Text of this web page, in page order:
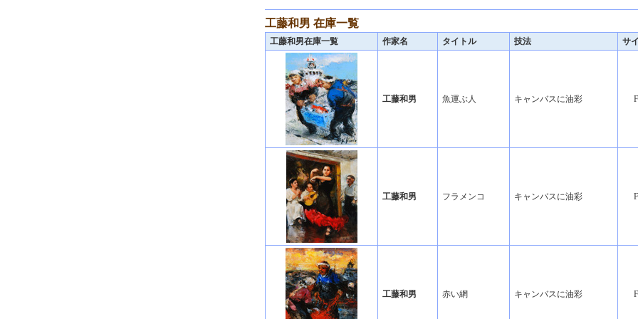
工藤和男 在庫一覧
工藤和男在庫一覧 作家名 タイトル 技法 サ
工藤和男 魚運ぶ人 キャンバスに油彩
工藤和男 フラメンコ キャンバスに油彩
工藤和男 赤い網 キャンバスに油彩